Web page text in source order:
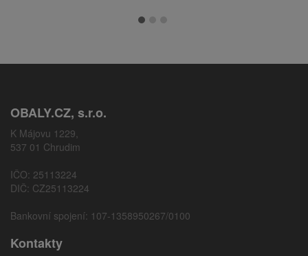
OBALY.CZ, s.r.o.
K Májovu 1229,
537 01 Chrudim
IČO: 25113224
DIČ: CZ25113224
Bankovní spojení: 107-1358950267/0100
Kontakty